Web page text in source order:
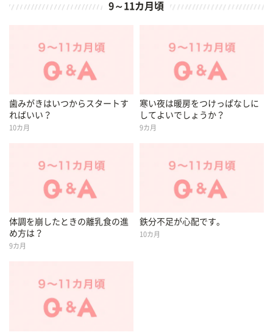
9～11カ月頃
歯みがきはいつからスタートす
ればいい？
10カ月
寒い夜は暖房をつけっぱなしに
してよいでしょうか？
9カ月
体調を崩したときの離乳食の進
め方は？
9カ月
鉄分不足が心配です。
10カ月